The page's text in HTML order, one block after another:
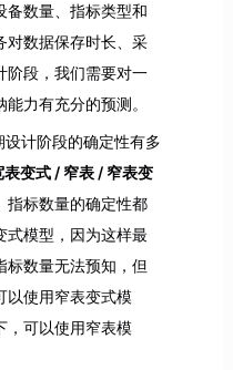
备数量、指标类型和
对数据保存时长、采
阶段，我们需要对一
力有充分的预测。
计阶段的确定性有多
变式 / 窄表 / 窄表变
指标数量的确定性都
式模型，因为这样最
标数量无法预知，但
以使用窄表变式模
，可以使用窄表模